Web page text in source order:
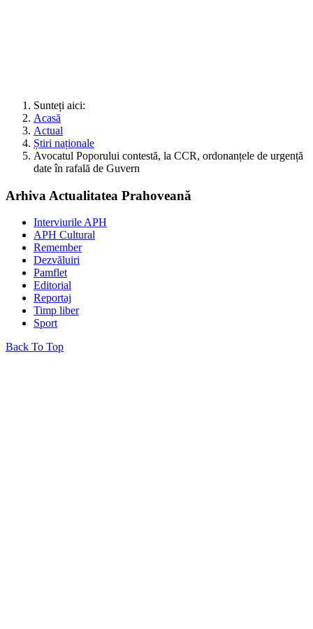
Sunteți aici:
Acasă
Actual
Știri naționale
Avocatul Poporului contestă, la CCR, ordonanțele de urgență
date în rafală de Guvern
Arhiva Actualitatea Prahoveană
Interviurile APH
APH Cultural
Remember
Dezvăluiri
Pamflet
Editorial
Reportaj
Timp liber
Sport
Back To Top